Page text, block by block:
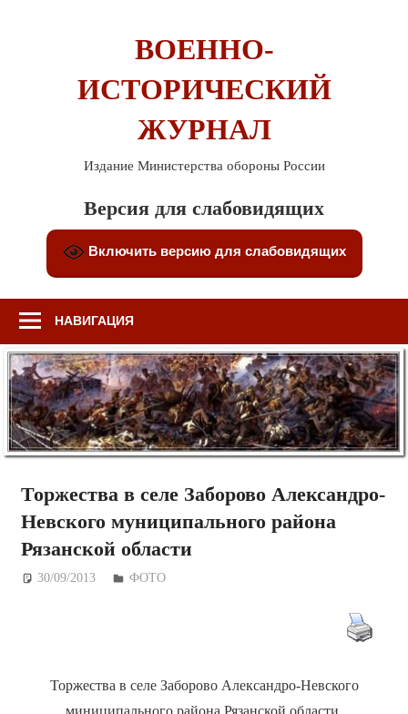
ВОЕННО-
ИСТОРИЧЕСКИЙ
ЖУРНАЛ
Издание Министерства обороны России
Версия для слабовидящих
Включить версию для слабовидящих
НАВИГАЦИЯ
Торжества в селе Заборово Александро-
Невского муниципального района
Рязанской области
30/09/2013 Дежурный по Редакции
ФОТО
Торжества в селе Заборово Александро-Невского